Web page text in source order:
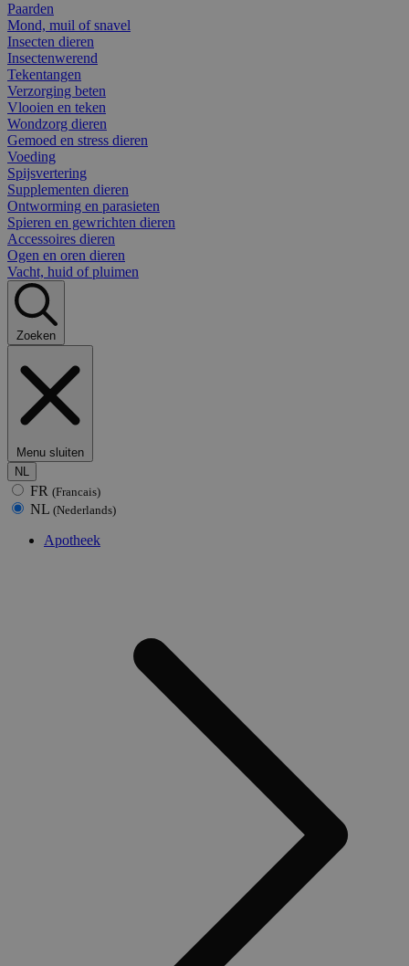
Paarden
Mond, muil of snavel
Insecten dieren
Insectenwerend
Tekentangen
Verzorging beten
Vlooien en teken
Wondzorg dieren
Gemoed en stress dieren
Voeding
Spijsvertering
Supplementen dieren
Ontworming en parasieten
Spieren en gewrichten dieren
Accessoires dieren
Ogen en oren dieren
Vacht, huid of pluimen
Zoeken
Menu sluiten
NL
FR (Francais)
NL (Nederlands)
Apotheek